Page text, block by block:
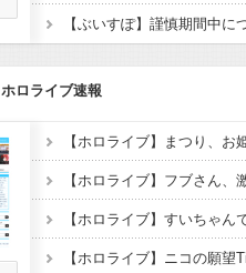
ホロライブ速報